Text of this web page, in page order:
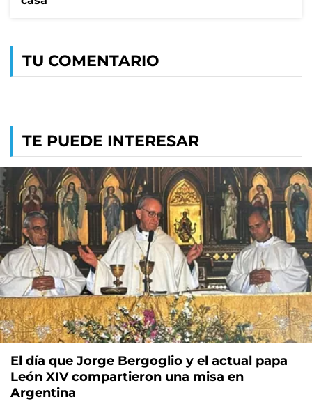
TU COMENTARIO
TE PUEDE INTERESAR
El día que Jorge Bergoglio y el actual papa
León XIV compartieron una misa en
Argentina